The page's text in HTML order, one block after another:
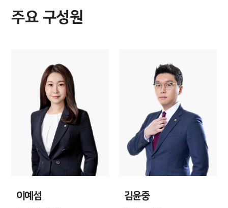
이혼전문변호사
소식/자료
공지사항
주요 구성원
이예섬 김윤중